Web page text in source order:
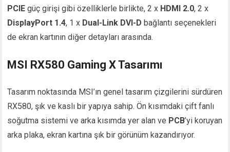
PCIE güç girişi gibi özelliklerle birlikte, 2 x HDMI 2.0, 2 x
DisplayPort 1.4, 1 x Dual-Link DVI-D bağlantı seçenekleri
de ekran kartının diğer detayları arasında.
MSI RX580 Gaming X Tasarımı
Tasarım noktasında MSI’ın genel tasarım çizgilerini sürdüren
RX580, şık ve kaslı bir yapıya sahip. Ön kısımdaki çift fanlı
soğutma sistemi ve arka kısımda yer alan ve PCB’yi koruyan
arka plaka, ekran kartına şık bir görünüm kazandırıyor.